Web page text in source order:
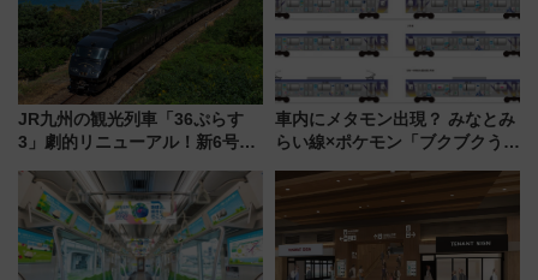
JR九州の観光列車「36ぷらす
3」劇的リニューアル！新6号車
別 “プレミアムランチ”導入･ル
ートや価格など解説
車内にメタモン出現？ みなとみ
らい線×ポケモン「ブクブクうみ
行開始に！ この夏は直通列車で
横浜へ！